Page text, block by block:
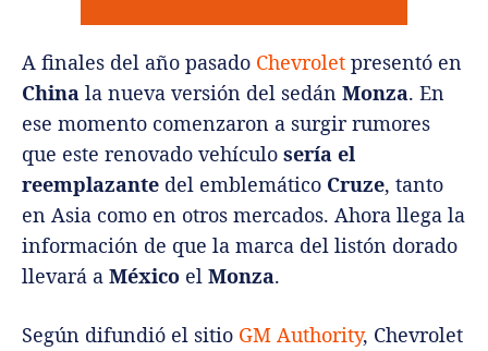
A finales del año pasado Chevrolet presentó en
China la nueva versión del sedán Monza. En
ese momento comenzaron a surgir rumores
que este renovado vehículo sería el
reemplazante del emblemático Cruze, tanto
en Asia como en otros mercados. Ahora llega la
información de que la marca del listón dorado
llevará a México el Monza.
Según difundió el sitio GM Authority, Chevrolet